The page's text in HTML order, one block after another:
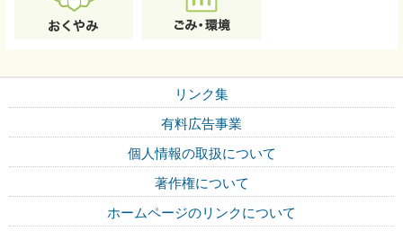
リンク集
有料広告事業
個人情報の取扱について
著作権について
ホームページのリンクについて